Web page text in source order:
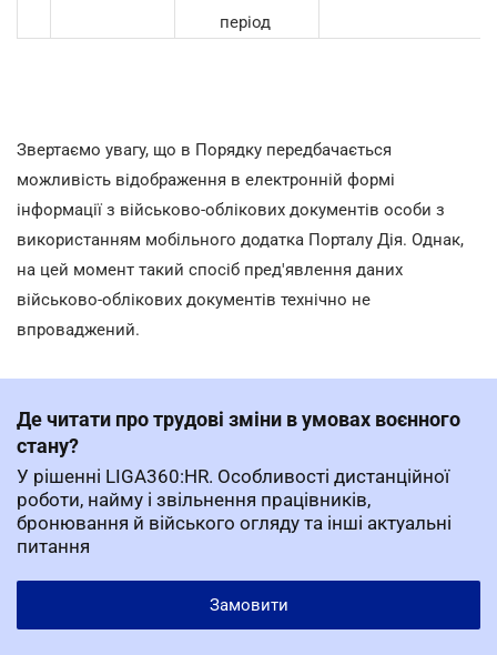
період
Звертаємо увагу, що в Порядку передбачається
можливість відображення в електронній формі
інформації з військово-облікових документів особи з
використанням мобільного додатка Порталу Дія. Однак,
на цей момент такий спосіб пред'явлення даних
військово-облікових документів технічно не
впроваджений.
Де читати про трудові зміни в умовах воєнного
стану?
У рішенні LIGA360:HR. Особливості дистанційної
роботи, найму і звільнення працівників,
бронювання й війського огляду та інші актуальні
питання
Замовити